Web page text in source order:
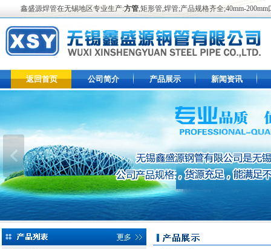
鑫盛源焊管在无锡地区专业生产:方管,矩形管,焊管;产品规格齐全;40mm-
返回首页 公司简介 产品展示 新闻资讯